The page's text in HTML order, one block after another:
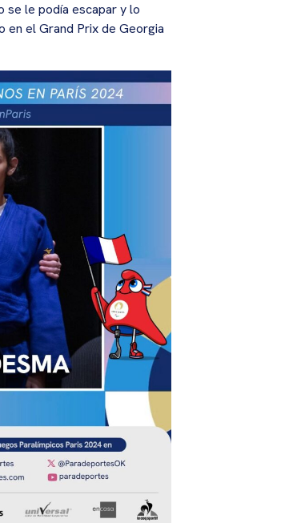
se le podía escapar y lo
en el Grand Prix de Georgia